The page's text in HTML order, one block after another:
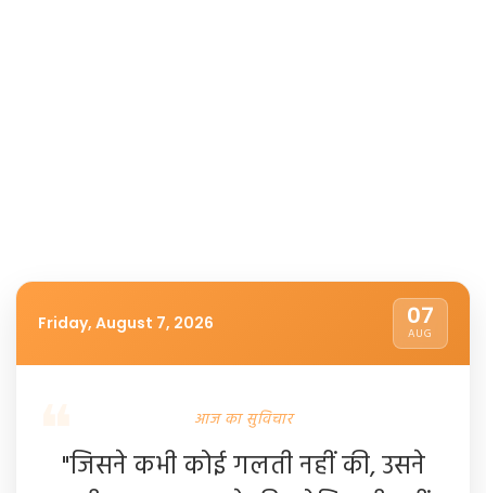
Friday, August 7, 2026 07
AUG
आज का सुविचार
"जिसने कभी कोई गलती नहीं की, उसने